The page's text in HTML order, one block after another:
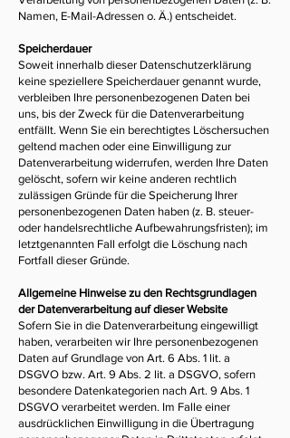
Namen, E-Mail-Adressen o. Ä.) entscheidet.
Speicherdauer
Soweit innerhalb dieser Datenschutzerklärung
keine speziellere Speicherdauer genannt wurde,
verbleiben Ihre personenbezogenen Daten bei
uns, bis der Zweck für die Datenverarbeitung
entfällt. Wenn Sie ein berechtigtes Löschersuchen
geltend machen oder eine Einwilligung zur
Datenverarbeitung widerrufen, werden Ihre Daten
gelöscht, sofern wir keine anderen rechtlich
zulässigen Gründe für die Speicherung Ihrer
personenbezogenen Daten haben (z. B. steuer-
oder handelsrechtliche Aufbewahrungsfristen); im
letztgenannten Fall erfolgt die Löschung nach
Fortfall dieser Gründe.
Allgemeine Hinweise zu den Rechtsgrundlagen
der Datenverarbeitung auf dieser Website
Sofern Sie in die Datenverarbeitung eingewilligt
haben, verarbeiten wir Ihre personenbezogenen
Daten auf Grundlage von Art. 6 Abs. 1 lit. a
DSGVO bzw. Art. 9 Abs. 2 lit. a DSGVO, sofern
besondere Datenkategorien nach Art. 9 Abs. 1
DSGVO verarbeitet werden. Im Falle einer
ausdrücklichen Einwilligung in die Übertragung